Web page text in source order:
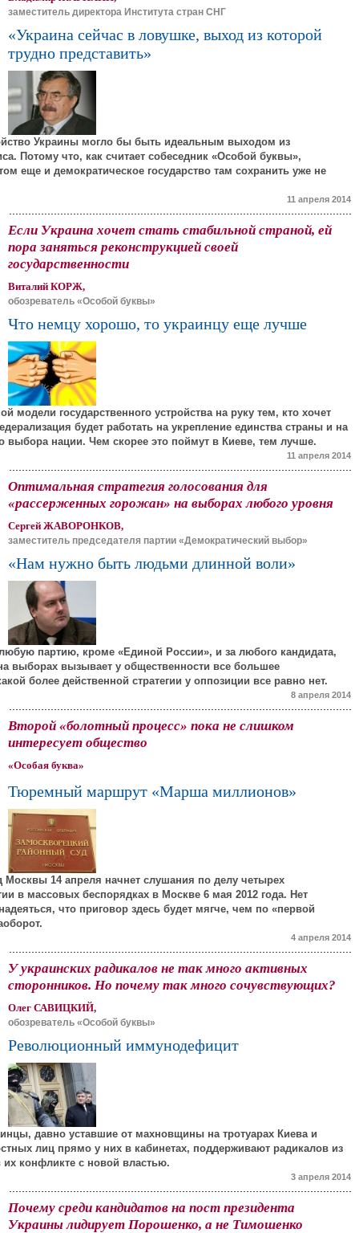
заместитель директора Института стран СНГ
«Украина сейчас в ловушке, выход из которой
трудно представить»
Украины могло бы быть идеальным выходом из
Потому что, как считает собеседник «Особой буквы»,
еще и демократическое государство там сохранить уже не
11 апреля 2014
Если Украина хочет стать стабильной страной, ей
пора заняться реконструкцией своей
государственности
Виталий КОРЖ,
обозреватель «Особой буквы»
Что немцу хорошо, то украинцу еще лучше
модели государственного устройства на руку тем, кто хочет
будет работать на укрепление единства страны и на
выбора нации. Чем скорее это поймут в Киеве, тем лучше.
11 апреля 2014
Оптимальная стратегия голосования для
«рассерженных горожан» на выборах любого уровня
Сергей ЖАВОРОНКОВ,
заместитель председателя партии «Демократический выбор»
«Нам нужно быть людьми длинной воли»
партию, кроме «Единой России», и за любого кандидата,
выборах вызывает у общественности все большее
более действенной стратегии у оппозиции все равно нет.
8 апреля 2014
Второй «болотный процесс» пока не слишком
интересует общество
«Особая буква»
Тюремный маршрут «Марша миллионов»
Москвы 14 апреля начнет слушания по делу четырех
в массовых беспорядках в Москве 6 мая 2012 года. Нет
что приговор здесь будет мягче, чем по «первой
4 апреля 2014
У украинских радикалов не так много активных
сторонников. Но почему так много сочувствующих?
Олег САВИЦКИЙ,
обозреватель «Особой буквы»
Революционный иммунодефицит
давно уставшие от махновщины на тротуарах Киева и
лиц прямо у них в кабинетах, поддерживают радикалов из
их конфликте с новой властью.
3 апреля 2014
Почему среди кандидатов на пост президента
Украины лидирует Порошенко, а не Тимошенко